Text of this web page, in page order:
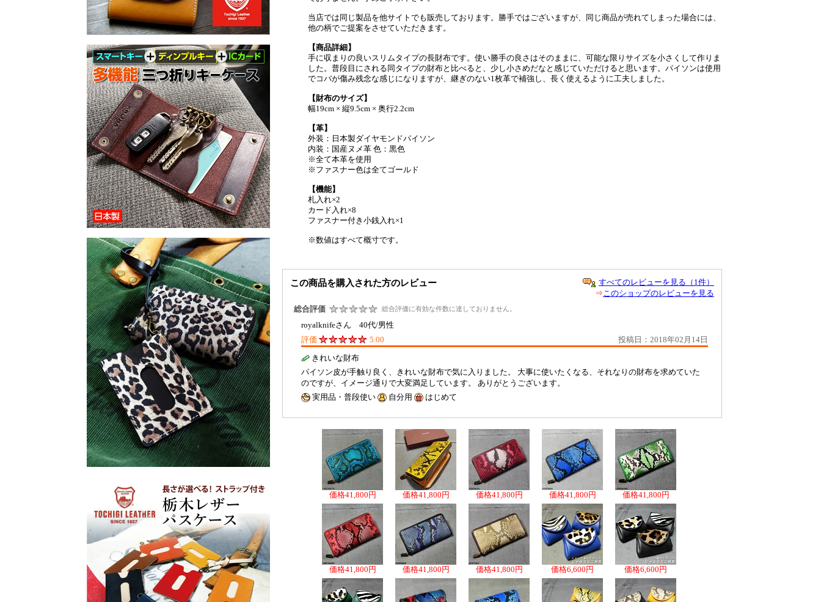
当店では同じ製品を他サイトでも販売しております。勝手ではございますが、同じ商品が売れてしまった場合には、
他の柄でご提案をさせていただきます。
【商品詳細】
手に収まりの良いスリムタイプの長財布です。使い勝手の良さはそのままに、可能な限りサイズを小さくして作りま
した。普段目にされる同タイプの財布と比べると、少し小さめだなと感じていただけると思います。パイソンは使用
でコバが傷み残念な感じになりますが、継ぎのない1枚革で補強し、長く使えるように工夫しました。
【財布のサイズ】
幅19cm × 縦9.5cm × 奥行2.2cm
【革】
外装：日本製ダイヤモンドパイソン
内装：国産ヌメ革 色：黒色
※全て本革を使用
※ファスナー色は全てゴールド
【機能】
札入れ×2
カード入れ×8
ファスナー付き小銭入れ×1
※数値はすべて概寸です。
この商品を購入された方のレビュー
すべてのレビューを見る（1件）
⇒このショップのレビューを見る
総合評価
総合評価に有効な件数に達しておりません。
royalknifeさん 40代/男性
評価
5.00
投稿日：2018年02月14日
きれいな財布
パイソン皮が手触り良く、きれいな財布で気に入りました。 大事に使いたくなる、それなりの財布を求めていた
のですが、イメージ通りで大変満足しています。 ありがとうございます。
実用品・普段使い
自分用 はじめて
価格41,800円 価格41,800円 価格41,800円 価格41,800円 価格41,800円
価格41,800円 価格41,800円 価格41,800円 価格6,600円 価格6,600円